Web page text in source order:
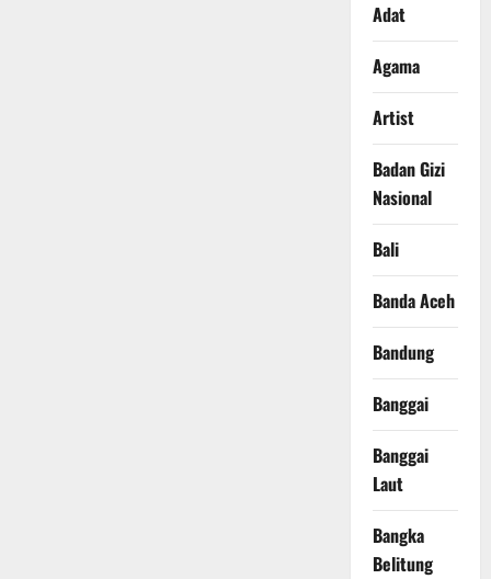
Adat
Agama
Artist
Badan Gizi
Nasional
Bali
Banda Aceh
Bandung
Banggai
Banggai
Laut
Bangka
Belitung